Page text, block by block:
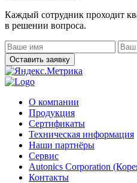
Каждый сотрудник проходит
в решении вопроса.
О компании
Продукция
Сертификаты
Техническая информация
Наши партнёры
Сервис
Autonics Corporation
Контакты